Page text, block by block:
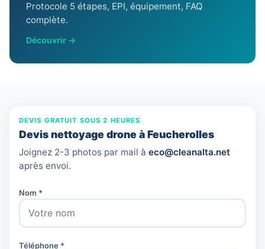
Protocole 5 étapes, EPI, équipement, FAQ
complète.
Découvrir →
DEVIS GRATUIT SOUS 2 HEURES
Devis nettoyage drone à Feucherolles
Joignez 2-3 photos par mail à eco@cleanalta.net
après envoi.
Nom *
Téléphone *